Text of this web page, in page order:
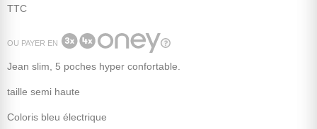
TTC
OU PAYER EN
Jean slim, 5 poches hyper confortable.
taille semi haute
Coloris bleu électrique